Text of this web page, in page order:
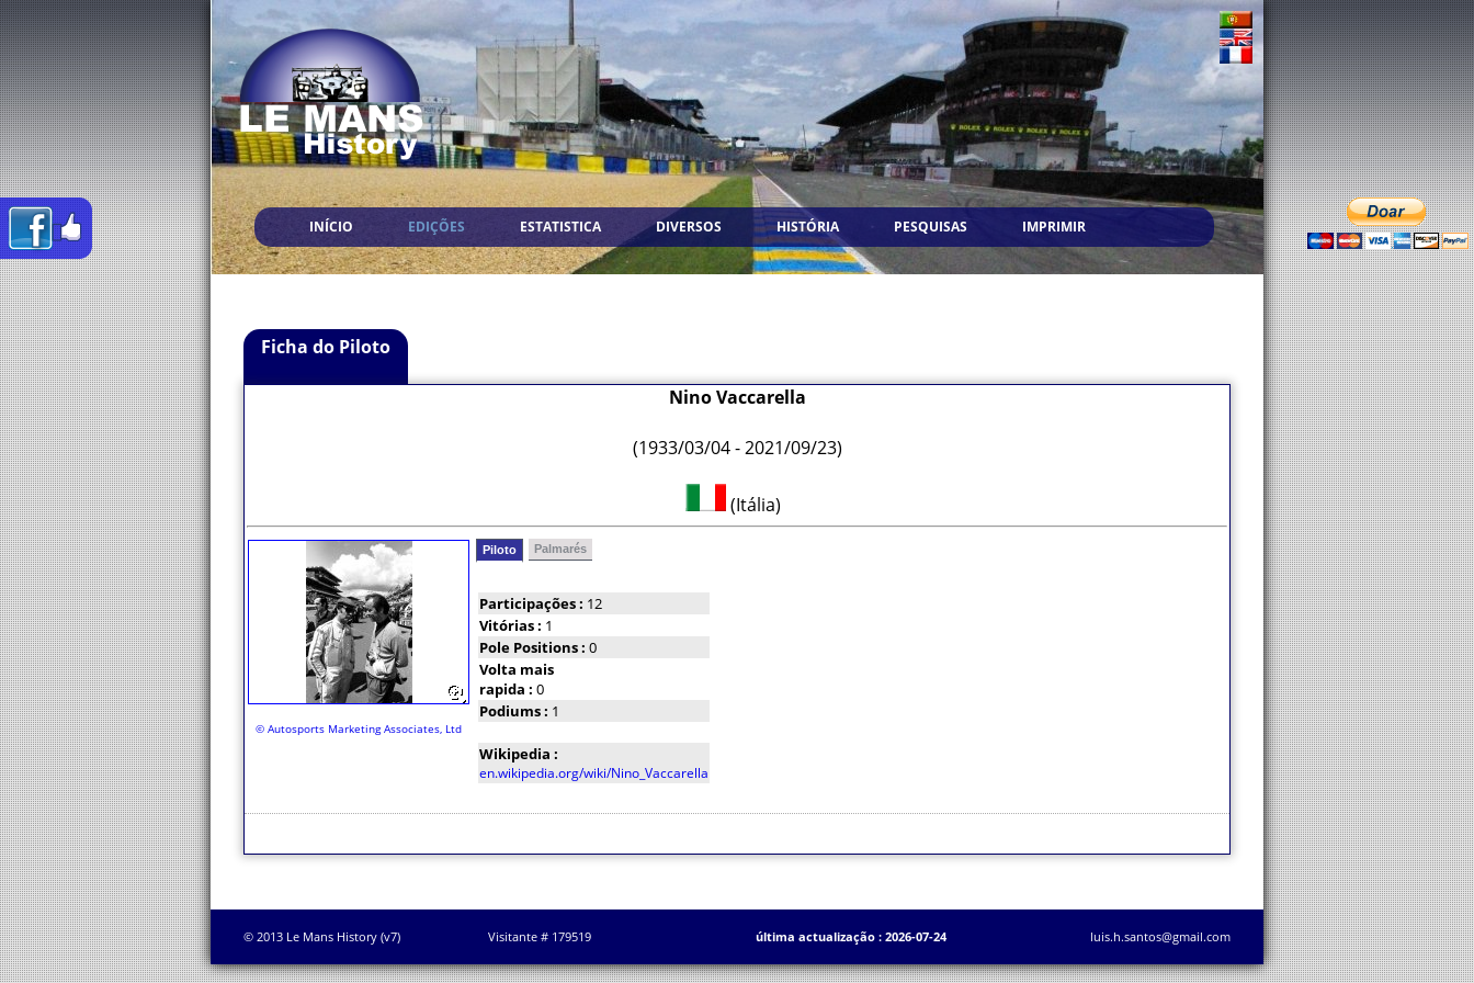
INÍCIO EDIÇÕES ESTATISTICA DIVERSOS HISTÓRIA PESQUISAS IMPRIMIR
Ficha do Piloto
Nino Vaccarella
(1933/03/04 - 2021/09/23)
(Itália)
© Autosports Marketing Associates, Ltd
Piloto Palmarés
Participações : 12
Vitórias : 1
Pole Positions : 0
Volta mais
rapida : 0
Podiums : 1
Wikipedia :
en.wikipedia.org/wiki/Nino_Vaccarella
© 2013 Le Mans History (v7) Visitante # 179519 última actualização : 2026-07-24 luis.h.santos@gmail.com